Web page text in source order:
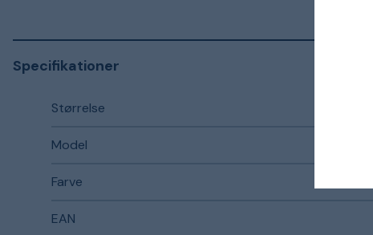
Specifikationer
Størrelse
Model
Farve
EAN